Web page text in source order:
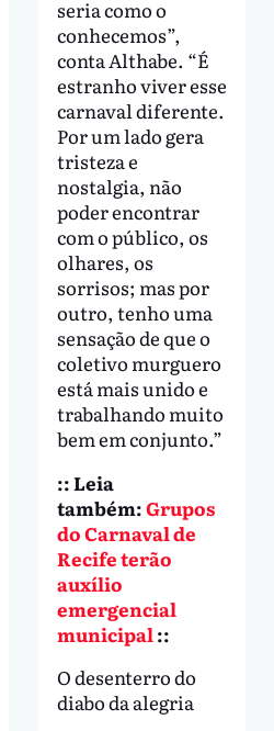
seria como o
conhecemos”,
conta Althabe. “É
estranho viver esse
carnaval diferente.
Por um lado gera
tristeza e
nostalgia, não
poder encontrar
com o público, os
olhares, os
sorrisos; mas por
outro, tenho uma
sensação de que o
coletivo murguero
está mais unido e
trabalhando muito
bem em conjunto.”
:: Leia
também:Grupos
do Carnaval de
Recife terão
auxílio
emergencial
municipal::
O desenterro do
diabo da alegria